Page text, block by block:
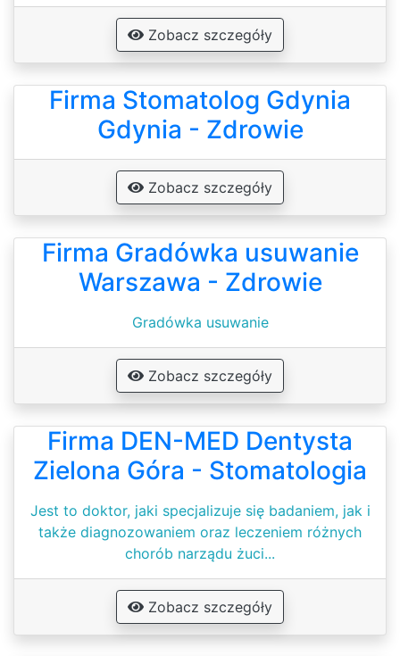
Zobacz szczegóły
Firma Stomatolog Gdynia
Gdynia - Zdrowie
Zobacz szczegóły
Firma Gradówka usuwanie
Warszawa - Zdrowie
Gradówka usuwanie
Zobacz szczegóły
Firma DEN-MED Dentysta
Zielona Góra - Stomatologia
Jest to doktor, jaki specjalizuje się badaniem, jak i
także diagnozowaniem oraz leczeniem różnych
chorób narządu żuci...
Zobacz szczegóły